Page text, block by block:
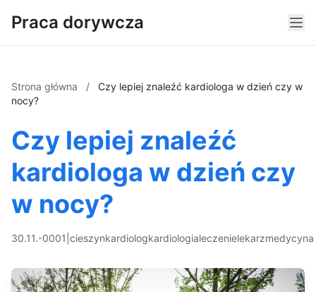
Praca dorywcza
Strona główna /
Czy lepiej znaleźć kardiologa w dzień czy w
nocy?
Czy lepiej znaleźć
kardiologa w dzień czy
w nocy?
30.11.-0001 cieszynkardiologkardiologialeczenielekarzmedycyna